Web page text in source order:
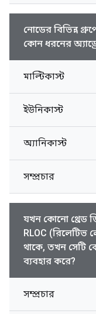
নোডের বিভিন্ন
কোন ধরনের
মাল্টিকাস্ট
ইউনিকাস্ট
অ্যানিকাস্ট
সম্প্রচার
যখন কোনো থ্রেড
RLOC (রিলেটিভ
থাকে, তখন সেটি
ব্যবহার করে?
সম্প্রচার